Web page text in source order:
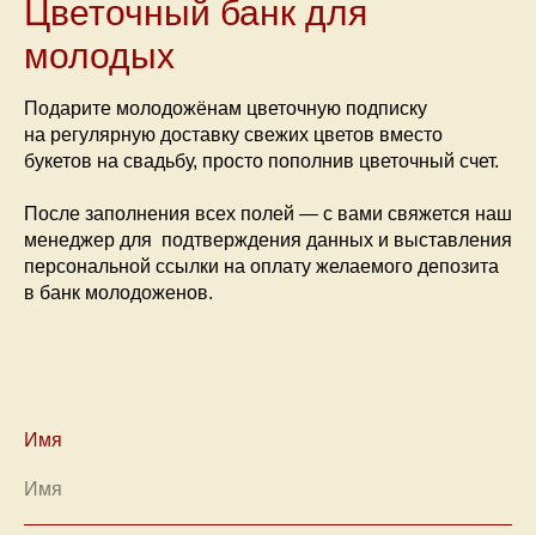
Цветочный банк для
молодых
Подарите молодожёнам цветочную подписку
на регулярную доставку свежих цветов вместо
букетов на свадьбу, просто пополнив цветочный счет.
После заполнения всех полей — с вами свяжется наш
менеджер для подтверждения данных и выставления
персональной ссылки на оплату желаемого депозита
в банк молодоженов.
Имя